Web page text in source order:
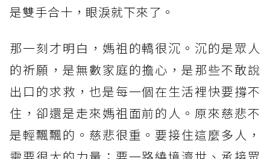
是雙手合十，眼淚就下來了。
那一刻才明白，媽祖的轎很沉。沉的是眾人
的祈願，是無數家庭的擔心，是那些不敢說
出口的求救，也是每一個在生活裡快要撐不
住，卻還是走來媽祖面前的人。原來慈悲不
是輕飄飄的。慈悲很重。要接住這麼多人，